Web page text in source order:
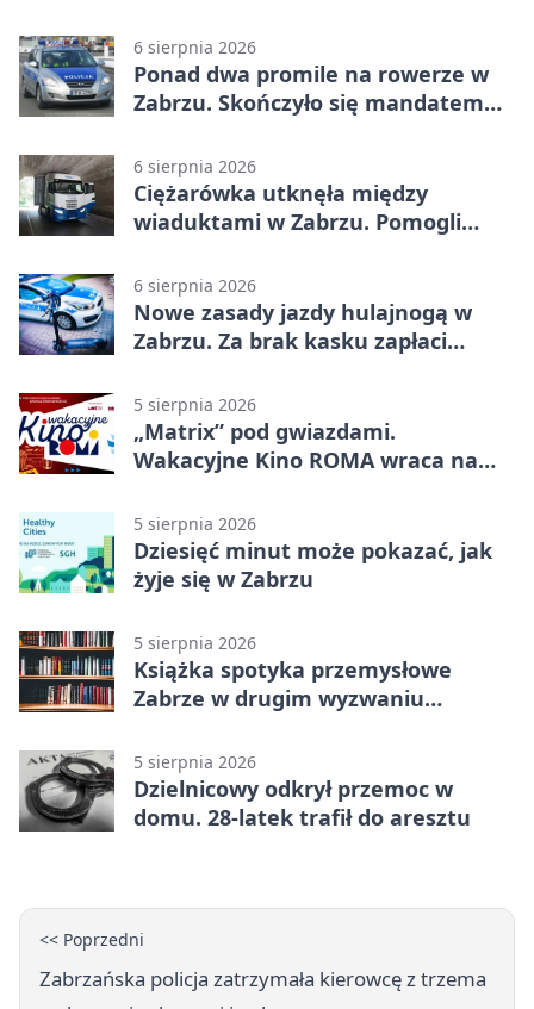
6 sierpnia 2026
Ponad dwa promile na rowerze w
Zabrzu. Skończyło się mandatem
6 sierpnia 2026
Ciężarówka utknęła między
wiaduktami w Zabrzu. Pomogli
6 sierpnia 2026
Nowe zasady jazdy hulajnogą w
Zabrzu. Za brak kasku zapłaci
5 sierpnia 2026
„Matrix” pod gwiazdami.
Wakacyjne Kino ROMA wraca na
5 sierpnia 2026
Dziesięć minut może pokazać, jak
żyje się w Zabrzu
5 sierpnia 2026
Książka spotyka przemysłowe
Zabrze w drugim wyzwaniu
5 sierpnia 2026
Dzielnicowy odkrył przemoc w
domu. 28-latek trafił do aresztu
<< Poprzedni
Zabrzańska policja zatrzymała kierowcę z trzema